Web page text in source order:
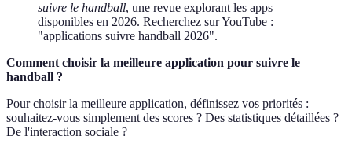
suivre le handball, une revue explorant les apps
disponibles en 2026. Recherchez sur YouTube :
"applications suivre handball 2026".
Comment choisir la meilleure application pour suivre le
handball ?
Pour choisir la meilleure application, définissez vos priorités :
souhaitez-vous simplement des scores ? Des statistiques détaillées ?
De l'interaction sociale ?